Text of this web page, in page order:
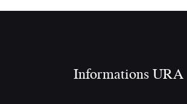
Informations URA